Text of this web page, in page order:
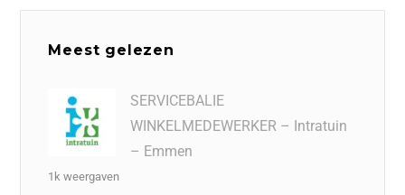
Meest gelezen
SERVICEBALIE
WINKELMEDEWERKER – Intratuin
– Emmen
1k weergaven